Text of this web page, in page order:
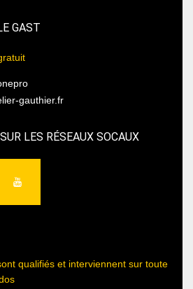
GAST
gauthier.fr
LES RÉSEAUX SOCAUX
qualifiés et interviennent sur toute